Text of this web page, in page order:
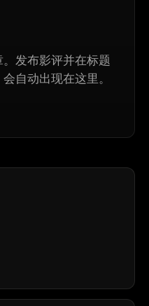
发布影评并在标题
自动出现在这里。